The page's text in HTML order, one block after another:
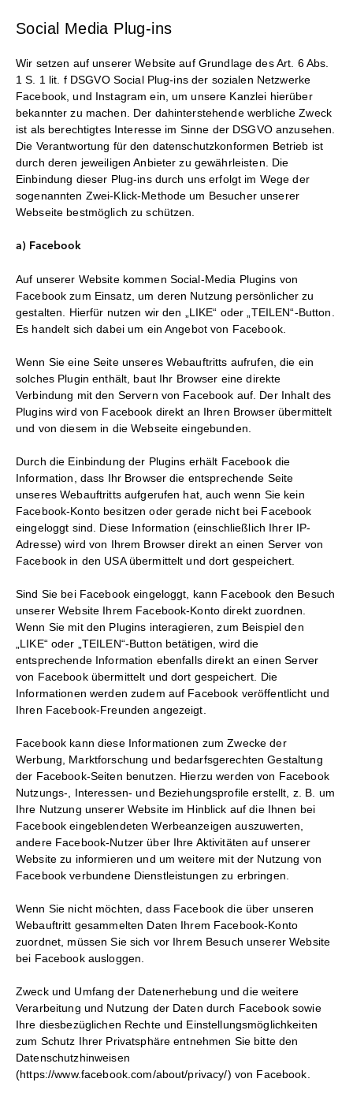
Social Media Plug-ins
Wir setzen auf unserer Website auf Grundlage des Art. 6 Abs.
1 S. 1 lit. f DSGVO Social Plug-ins der sozialen Netzwerke
Facebook, und Instagram ein, um unsere Kanzlei hierüber
bekannter zu machen. Der dahinterstehende werbliche Zweck
ist als berechtigtes Interesse im Sinne der DSGVO anzusehen.
Die Verantwortung für den datenschutzkonformen Betrieb ist
durch deren jeweiligen Anbieter zu gewährleisten. Die
Einbindung dieser Plug-ins durch uns erfolgt im Wege der
sogenannten Zwei-Klick-Methode um Besucher unserer
Webseite bestmöglich zu schützen.
a) Facebook
Auf unserer Website kommen Social-Media Plugins von
Facebook zum Einsatz, um deren Nutzung persönlicher zu
gestalten. Hierfür nutzen wir den „LIKE“ oder „TEILEN“-Button.
Es handelt sich dabei um ein Angebot von Facebook.
Wenn Sie eine Seite unseres Webauftritts aufrufen, die ein
solches Plugin enthält, baut Ihr Browser eine direkte
Verbindung mit den Servern von Facebook auf. Der Inhalt des
Plugins wird von Facebook direkt an Ihren Browser übermittelt
und von diesem in die Webseite eingebunden.
Durch die Einbindung der Plugins erhält Facebook die
Information, dass Ihr Browser die entsprechende Seite
unseres Webauftritts aufgerufen hat, auch wenn Sie kein
Facebook-Konto besitzen oder gerade nicht bei Facebook
eingeloggt sind. Diese Information (einschließlich Ihrer IP-
Adresse) wird von Ihrem Browser direkt an einen Server von
Facebook in den USA übermittelt und dort gespeichert.
Sind Sie bei Facebook eingeloggt, kann Facebook den Besuch
unserer Website Ihrem Facebook-Konto direkt zuordnen.
Wenn Sie mit den Plugins interagieren, zum Beispiel den
„LIKE“ oder „TEILEN“-Button betätigen, wird die
entsprechende Information ebenfalls direkt an einen Server
von Facebook übermittelt und dort gespeichert. Die
Informationen werden zudem auf Facebook veröffentlicht und
Ihren Facebook-Freunden angezeigt.
Facebook kann diese Informationen zum Zwecke der
Werbung, Marktforschung und bedarfsgerechten Gestaltung
der Facebook-Seiten benutzen. Hierzu werden von Facebook
Nutzungs-, Interessen- und Beziehungsprofile erstellt, z. B. um
Ihre Nutzung unserer Website im Hinblick auf die Ihnen bei
Facebook eingeblendeten Werbeanzeigen auszuwerten,
andere Facebook-Nutzer über Ihre Aktivitäten auf unserer
Website zu informieren und um weitere mit der Nutzung von
Facebook verbundene Dienstleistungen zu erbringen.
Wenn Sie nicht möchten, dass Facebook die über unseren
Webauftritt gesammelten Daten Ihrem Facebook-Konto
zuordnet, müssen Sie sich vor Ihrem Besuch unserer Website
bei Facebook ausloggen.
Zweck und Umfang der Datenerhebung und die weitere
Verarbeitung und Nutzung der Daten durch Facebook sowie
Ihre diesbezüglichen Rechte und Einstellungsmöglichkeiten
zum Schutz Ihrer Privatsphäre entnehmen Sie bitte den
Datenschutzhinweisen
(https://www.facebook.com/about/privacy/) von Facebook.